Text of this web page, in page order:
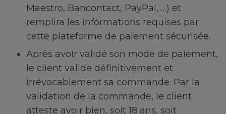
Maestro, Bancontact, PayPal, …) et
remplira les informations requises par
cette plateforme de paiement sécurisée.
Après avoir validé son mode de paiement,
le client valide définitivement et
irrévocablement sa commande. Par la
validation de la commande, le client
atteste avoir bien, soit 18 ans, soit